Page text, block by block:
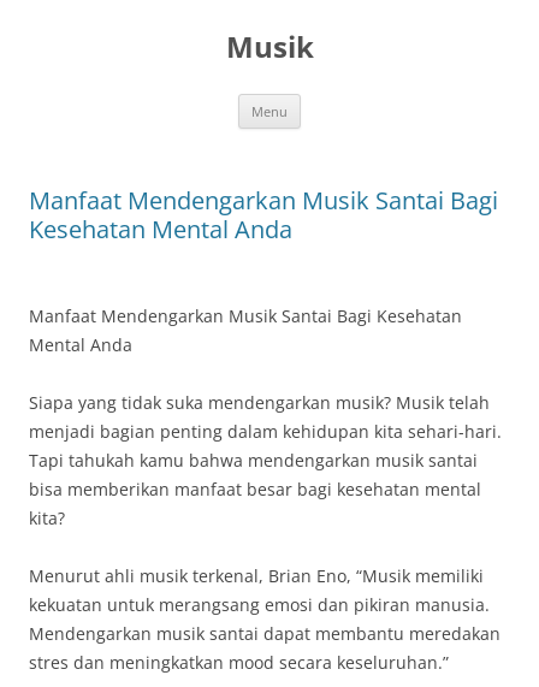
Musik
Menu
Manfaat Mendengarkan Musik Santai Bagi
Kesehatan Mental Anda
Manfaat Mendengarkan Musik Santai Bagi Kesehatan
Mental Anda
Siapa yang tidak suka mendengarkan musik? Musik telah
menjadi bagian penting dalam kehidupan kita sehari-hari.
Tapi tahukah kamu bahwa mendengarkan musik santai
bisa memberikan manfaat besar bagi kesehatan mental
kita?
Menurut ahli musik terkenal, Brian Eno, “Musik memiliki
kekuatan untuk merangsang emosi dan pikiran manusia.
Mendengarkan musik santai dapat membantu meredakan
stres dan meningkatkan mood secara keseluruhan.”